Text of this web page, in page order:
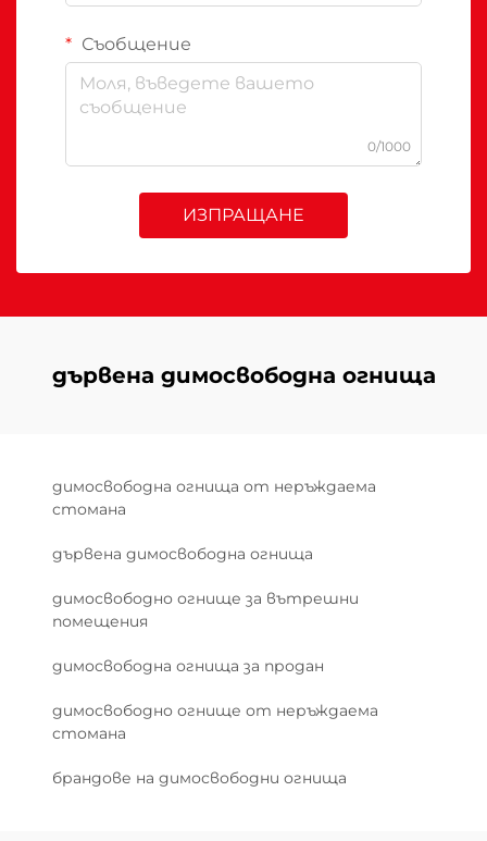
Съобщение
0/1000
ИЗПРАЩАНЕ
дървена димосвободна огнища
димосвободна огнища от неръждаема
стомана
дървена димосвободна огнища
димосвободно огнище за вътрешни
помещения
димосвободна огнища за продан
димосвободно огнище от неръждаема
стомана
брандове на димосвободни огнища